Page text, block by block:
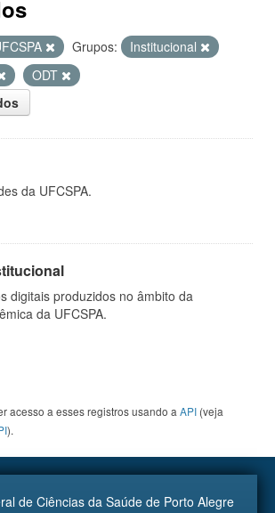
Grupos:
Institucional
ODT
da UFCSPA.
digitais produzidos no âmbito da
da UFCSPA.
acesso a esses registros usando a API (veja
).
de Ciências da Saúde de Porto Alegre